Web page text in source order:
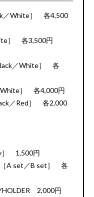
／White］ 各4,500
］ 各3,500円
／White］ 各
White］ 各4,000円
／Red］ 各2,000
］ 1,500円
［A set／B set］ 各
2,000円